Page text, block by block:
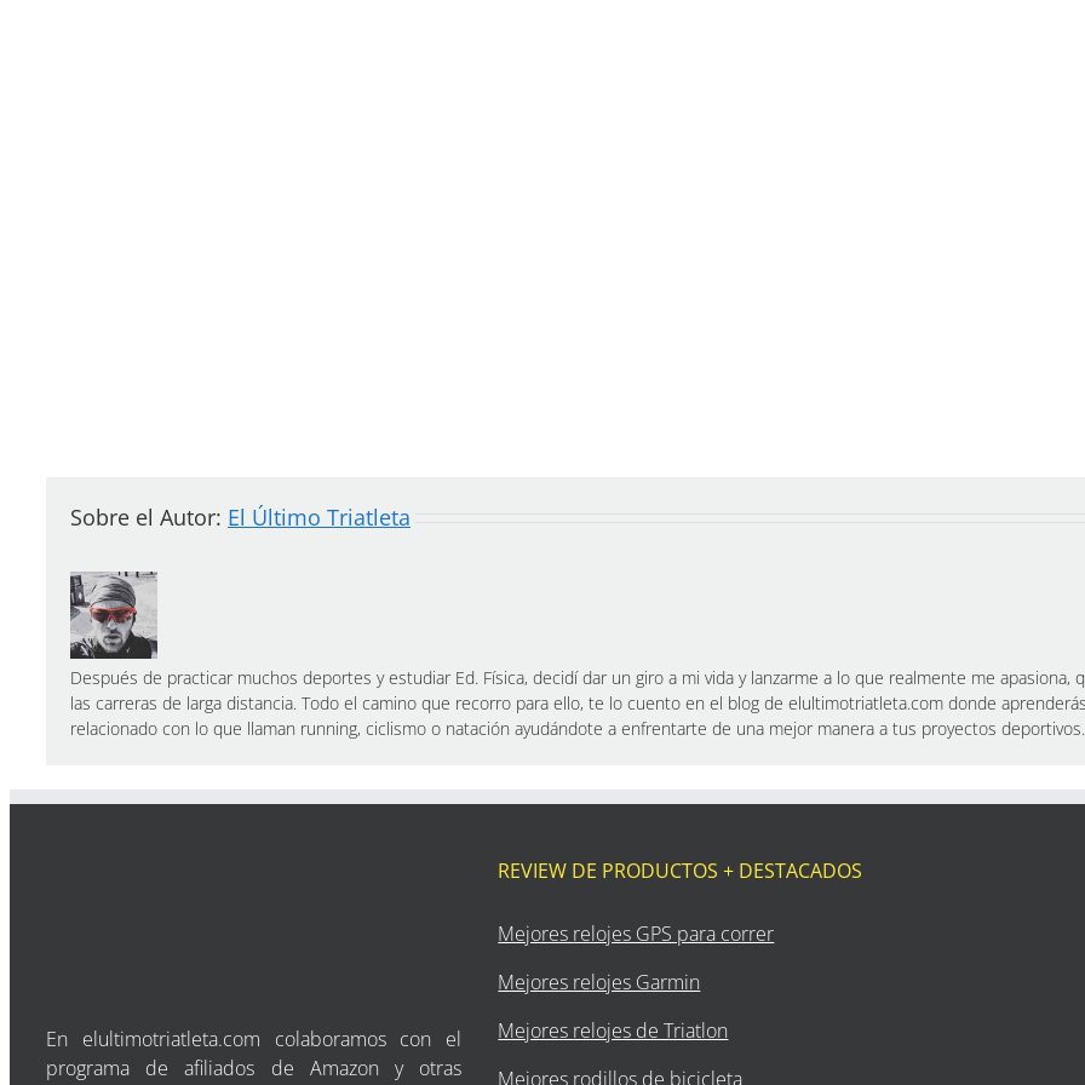
Sobre el Autor: El Último Triatleta
Después de practicar muchos deportes y estudiar Ed. Física, decidí dar un giro a mi vida y lanzarme a lo que realmente me apasiona,
las carreras de larga distancia. Todo el camino que recorro para ello, te lo cuento en el blog de elultimotriatleta.com donde
relacionado con lo que llaman running, ciclismo o natación ayudándote a enfrentarte de una mejor manera a tus proyectos deportivos.
En elultimotriatleta.com colaboramos con el
programa de afiliados de Amazon y otras
REVIEW DE PRODUCTOS + DESTACADOS
Mejores relojes GPS para correr
Mejores relojes Garmin
Mejores relojes de Triatlon
Mejores rodillos de bicicleta